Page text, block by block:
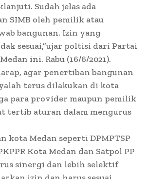
Sudah jelas ada
SIMB oleh pemilik atau
bangunan. Izin yang
sesuai,”ujar poltisi dari Partai
ini. Rabu (16/6/2021).
agar penertiban bangunan
terus dilakukan di kota
para provider maupun pemilik
tertib aturan dalam mengurus
kota Medan seperti DPMPTSP
Kota Medan dan Satpol PP
sinergi dan lebih selektif